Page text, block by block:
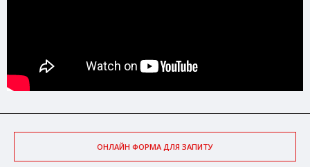
ОНЛАЙН ФОРМА ДЛЯ ЗАПИТУ